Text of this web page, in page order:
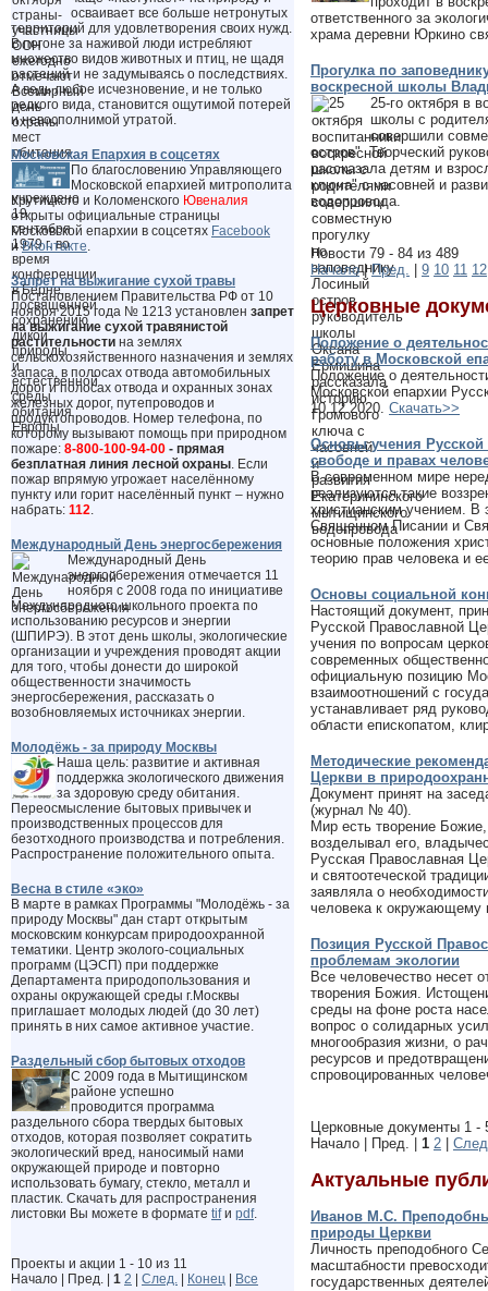
ответственного за
храма деревни Юркино
Прогулка по
воскресной школы
25-го октября в
школы с
совершили
остров". Творческий
рассказала детям и
ключа" с часовней и
водопровода.
Новости 79 - 84 из 489
Начало|Пред. 9 10 11 12
Церковные
Положение о
работу в Московской
Положение о
Московской епархии
10.12.2020. Скачать>>
Основы учения Русской
свободе и правах
В современном мире
реализуются такие
христианским учением. В
Священном Писании и
основные положения
теорию прав человека и
Основы социальной
Настоящий документ,
Русской Православной
учения по вопросам
современных
официальную позицию
взаимоотношений с
устанавливает ряд
области епископатом,
Методические
Церкви в
Документ принят на
(журнал № 40).
Мир есть творение
возделывал его,
Русская Православная
и святоотеческой
заявляла о
человека к окружающему
Позиция Русской
проблемам экологии
Все человечество несет
творения Божия.
среды на фоне роста
вопрос о солидарных
многообразия жизни, о
ресурсов и
спровоцированных
Церковные документы 1 -
Начало | Пред. | 1 2
Актуальные
Иванов М.С.
природы Церкви
Личность преподобного
масштабности
государственных
осваивает все больше нетронутых
территорий для удовлетворения своих нужд.
В погоне за наживой люди истребляют
множество видов животных и птиц, не щадя
растений и не задумываясь о последствиях.
А ведь любое исчезновение, и не только
редкого вида, становится ощутимой потерей
и невосполнимой утратой.
Московская Епархия в соцсетях
По благословению Управляющего
Московской епархией митрополита
Крутицкого и Коломенского Ювеналия
открыты официальные страницы
Московской епархии в соцсетях Facebook
иВКонтакте
Запрет на выжигание сухой травы
Постановлением Правительства РФ от 10
ноября 2015 года № 1213 установлен запрет
на выжигание сухой травянистой
растительности на землях
сельскохозяйственного назначения и землях
запаса, в полосах отвода автомобильных
дорог и полосах отвода и охранных зонах
железных дорог, путепроводов и
продуктопроводов. Номер телефона, по
которому вызывают помощь при природном
пожаре: 8-800-100-94-00 - прямая
безплатная линия лесной охраны . Если
пожар впрямую угрожает населённому
пункту или горит населённый пункт – нужно
набрать: 112
Международный День энергосбережения
Международный День
энергосбережения отмечается 11
ноября с 2008 года по инициативе
Международного школьного проекта по
использованию ресурсов и энергии
(ШПИРЭ). В этот день школы, экологические
организации и учреждения проводят акции
для того, чтобы донести до широкой
общественности значимость
энергосбережения, рассказать о
возобновляемых источниках энергии.
Молодёжь - за природу Москвы
Наша цель: развитие и активная
поддержка экологического движения
за здоровую среду обитания.
Переосмысление бытовых привычек и
производственных процессов для
безотходного производства и потребления.
Распространение положительного опыта.
Весна в стиле «эко»
В марте в рамках Программы "Молодёжь - за
природу Москвы" дан старт открытым
московским конкурсам природоохранной
тематики. Центр эколого-социальных
программ (ЦЭСП) при поддержке
Департамента природопользования и
охраны окружающей среды г.Москвы
приглашает молодых людей (до 30 лет)
принять в них самое активное участие.
Раздельный сбор бытовых отходов
С 2009 года в Мытищинском
районе успешно
проводится программа
раздельного сбора твердых бытовых
отходов, которая позволяет сократить
экологический вред, наносимый нами
окружающей природе и повторно
использовать бумагу, стекло, металл и
пластик. Скачать для распространения
листовки Вы можете в формате tifи pdf.
Проекты и акции 1 - 10 из 11
Начало | Пред. | 1 2 | След. | Конец | Все